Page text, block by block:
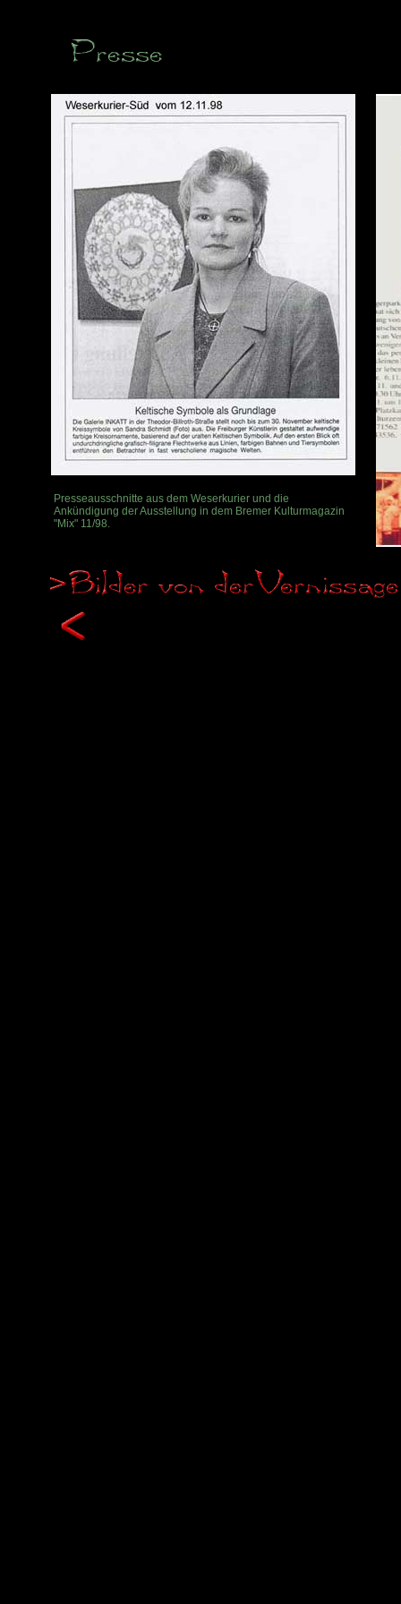
Presseausschnitte aus dem Weserkurier und die
Ankündigung der Ausstellung in dem Bremer Kulturmagazin
"Mix" 11/98.